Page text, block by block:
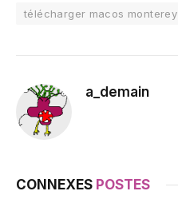
télécharger macos monterey
a_demain
CONNEXES POSTES